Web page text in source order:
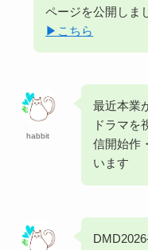
ページを公開しま
▶︎こちら
habbit
最近本業
ドラマを
信開始作
います